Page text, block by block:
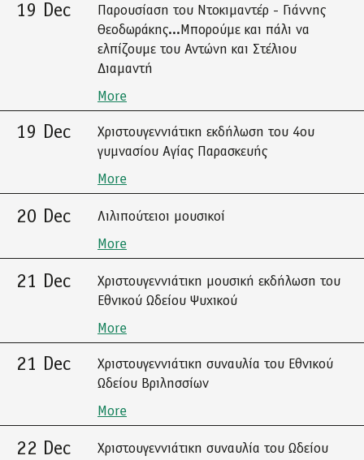
19 Dec
Παρουσίαση του Ντοκιμαντέρ - Γιάννης
Θεοδωράκης...Μπορούμε και πάλι να
ελπίζουμε του Αντώνη και Στέλιου
Διαμαντή
More
19 Dec
Χριστουγεννιάτικη εκδήλωση του 4ου
γυμνασίου Αγίας Παρασκευής
More
20 Dec
Λιλιπούτειοι μουσικοί
More
21 Dec
Χριστουγεννιάτικη μουσική εκδήλωση του
Εθνικού Ωδείου Ψυχικού
More
21 Dec
Χριστουγεννιάτικη συναυλία του Εθνικού
Ωδείου Βριλησσίων
More
22 Dec
Χριστουγεννιάτικη συναυλία του Ωδείου